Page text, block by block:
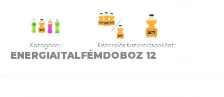
Kategória:
ENERGIAITAL
Kiszerelés:
FÉMDOBOZ
Kiszerelésenként:
12